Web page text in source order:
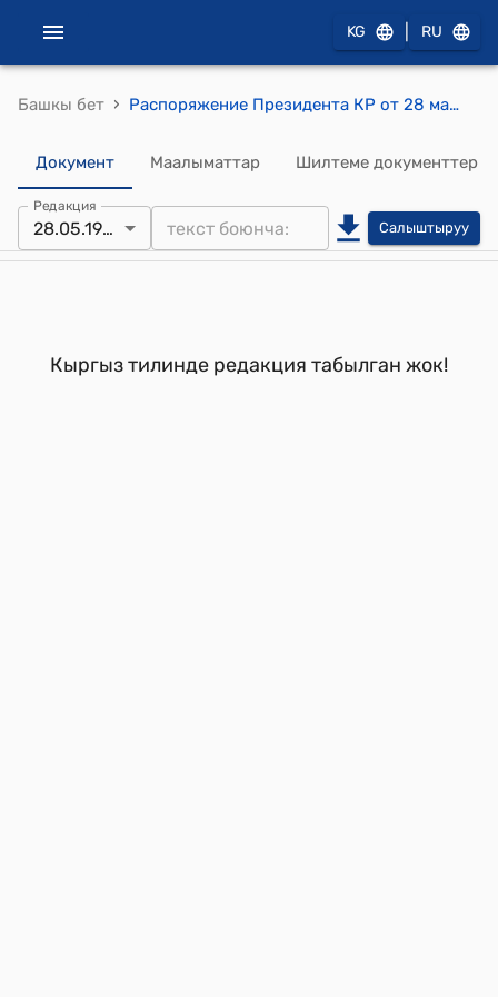
KG RU
Башкы бет › Распоряжение Президента КР от 28 мая 1997 года РП №175 (О подписании Протокола о гарантиях осуществления Общего соглашения об установлении мира и национального согласия вТаджикистане)
Документ Маалыматтар Шилтеме документтер
Редакция
28.05.1997 Салыштыруу
Кыргыз тилинде редакция табылган жок!